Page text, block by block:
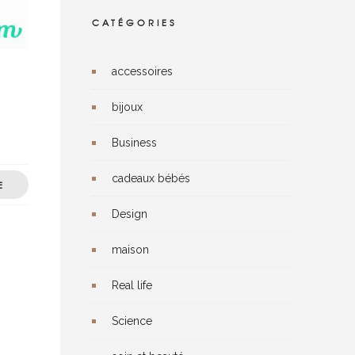
CATÉGORIES
accessoires
bijoux
Business
cadeaux bébés
Design
maison
Real life
Science